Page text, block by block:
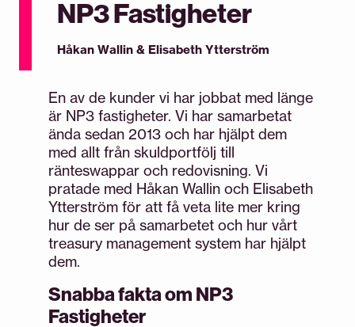
NP3 Fastigheter
Håkan Wallin & Elisabeth Ytterström
En av de kunder vi har jobbat med länge
är NP3 fastigheter. Vi har samarbetat
ända sedan 2013 och har hjälpt dem
med allt från skuldportfölj till
ränteswappar och redovisning. Vi
pratade med Håkan Wallin och Elisabeth
Ytterström för att få veta lite mer kring
hur de ser på samarbetet och hur vårt
treasury management system har hjälpt
dem.
Snabba fakta om NP3
Fastigheter